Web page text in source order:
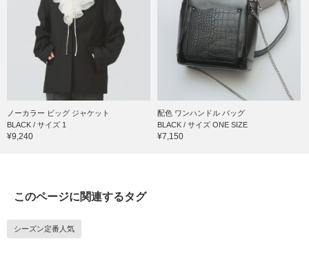
ノーカラー ビッグ ジャケット
BLACK / サイズ 1
¥9,240
配色 ワンハンドル バッグ
BLACK / サイズ ONE SIZE
¥7,150
このページに関連するタグ
シーズン定番人気